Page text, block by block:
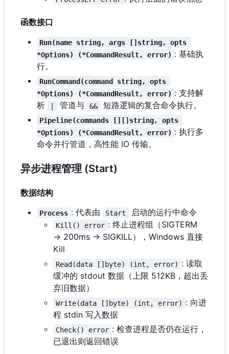
函数接口
Run(name string, args []string, opts
*Options) (*CommandResult, error) : 基础执
行。
RunCommand(command string, opts
*Options) (*CommandResult, error) : 支持解
析
| 管道与 && 短路逻辑的复合命令执行。
Pipeline(commands [][]string, opts
*Options) (*CommandResult, error) : 执行多
命令并行管道，高性能 IO 传输。
异步进程管理 (Start)
数据结构
Process : 代表由 Start 启动的运行中命令
Kill() error : 终止进程组 （SIGTERM
→ 200ms → SIGKILL） ， Windows 直接
Kill
Read(data []byte) (int, error) : 读取
缓冲的 stdout 数据（上限 512KB ， 超出丢
弃旧数据）
Write(data []byte) (int, error) : 向进
程 stdin 写入数据
Check() error : 检查进程是否仍在运行，
已退出则返回错误